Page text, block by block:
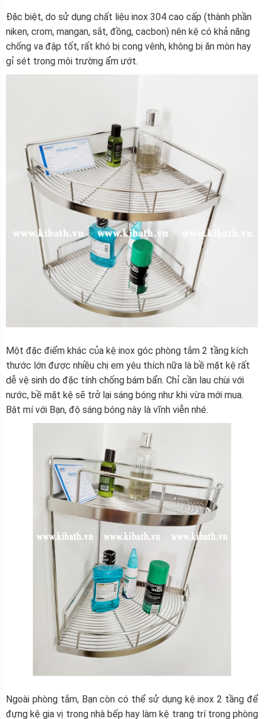
Đặc biệt, do sử dụng chất liệu inox 304 cao cấp (thành phần
niken, crom, mangan, sắt, đồng, cacbon) nên kệ có khả năng
chống va đập tốt, rất khó bị cong vênh, không bị ăn mòn hay
gỉ sét trong môi trường ẩm ướt.
Một đặc điểm khác của kệ inox góc phòng tắm 2 tầng kích
thước lớn được nhiều chị em yêu thích nữa là bề mặt kệ rất
dễ vệ sinh do đặc tính chống bám bẩn. Chỉ cần lau chùi với
nước, bề mặt kệ sẽ trở lại sáng bóng như khi vừa mới mua.
Bật mí với Bạn, độ sáng bóng này là vĩnh viễn nhé.
Ngoài phòng tắm, Bạn còn có thể sử dụng kệ inox 2 tầng để
đựng kệ gia vị trong nhà bếp hay làm kệ trang trí trong phòng